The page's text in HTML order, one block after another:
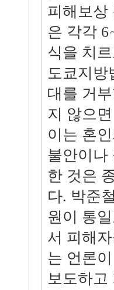
피해보상
은 각각
식을 치
도쿄지방
대를 거
지 않으
이는 혼
불안이나
한 것은
다. 박준
원이 통
서 피해
는 언론
보도하고